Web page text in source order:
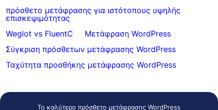
πρόσθετο μετάφρασης για ιστότοπους υψηλής
επισκεψιμότητας
Weglot vs FluentC
Μετάφραση WordPress
Σύγκριση πρόσθετων μετάφρασης WordPress
Ταχύτητα προσθήκης μετάφρασης WordPress
Το καλύτερο πρόσθετο μετάφρασης WordPress